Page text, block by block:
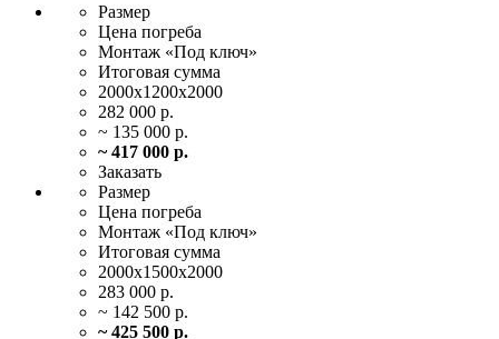
Размер
Цена погреба
Монтаж «Под ключ»
Итоговая сумма
2000х1200х2000
282 000 р.
~ 135 000 р.
~ 417 000 р.
Заказать
Размер
Цена погреба
Монтаж «Под ключ»
Итоговая сумма
2000х1500х2000
283 000 р.
~ 142 500 р.
~ 425 500 р.